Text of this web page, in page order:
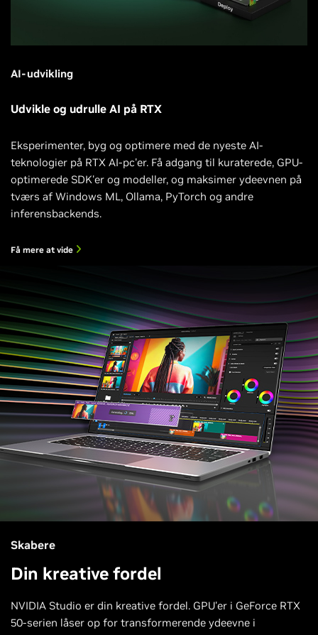
AI-udvikling
Udvikle og udrulle AI på RTX
Eksperimenter, byg og optimere med de nyeste AI-
teknologier på RTX AI-pc'er. Få adgang til kuraterede, GPU-
optimerede SDK'er og modeller, og maksimer ydeevnen på
tværs af Windows ML, Ollama, PyTorch og andre
inferensbackends.
Få mere at vide
Skabere
Din kreative fordel
NVIDIA Studio er din kreative fordel. GPU'er i GeForce RTX
50-serien låser op for transformerende ydeevne i